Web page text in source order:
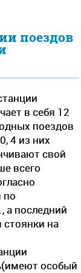
поездов
в себя 12
поездов
4 из них
свой
всего
по
а последний
на
особый